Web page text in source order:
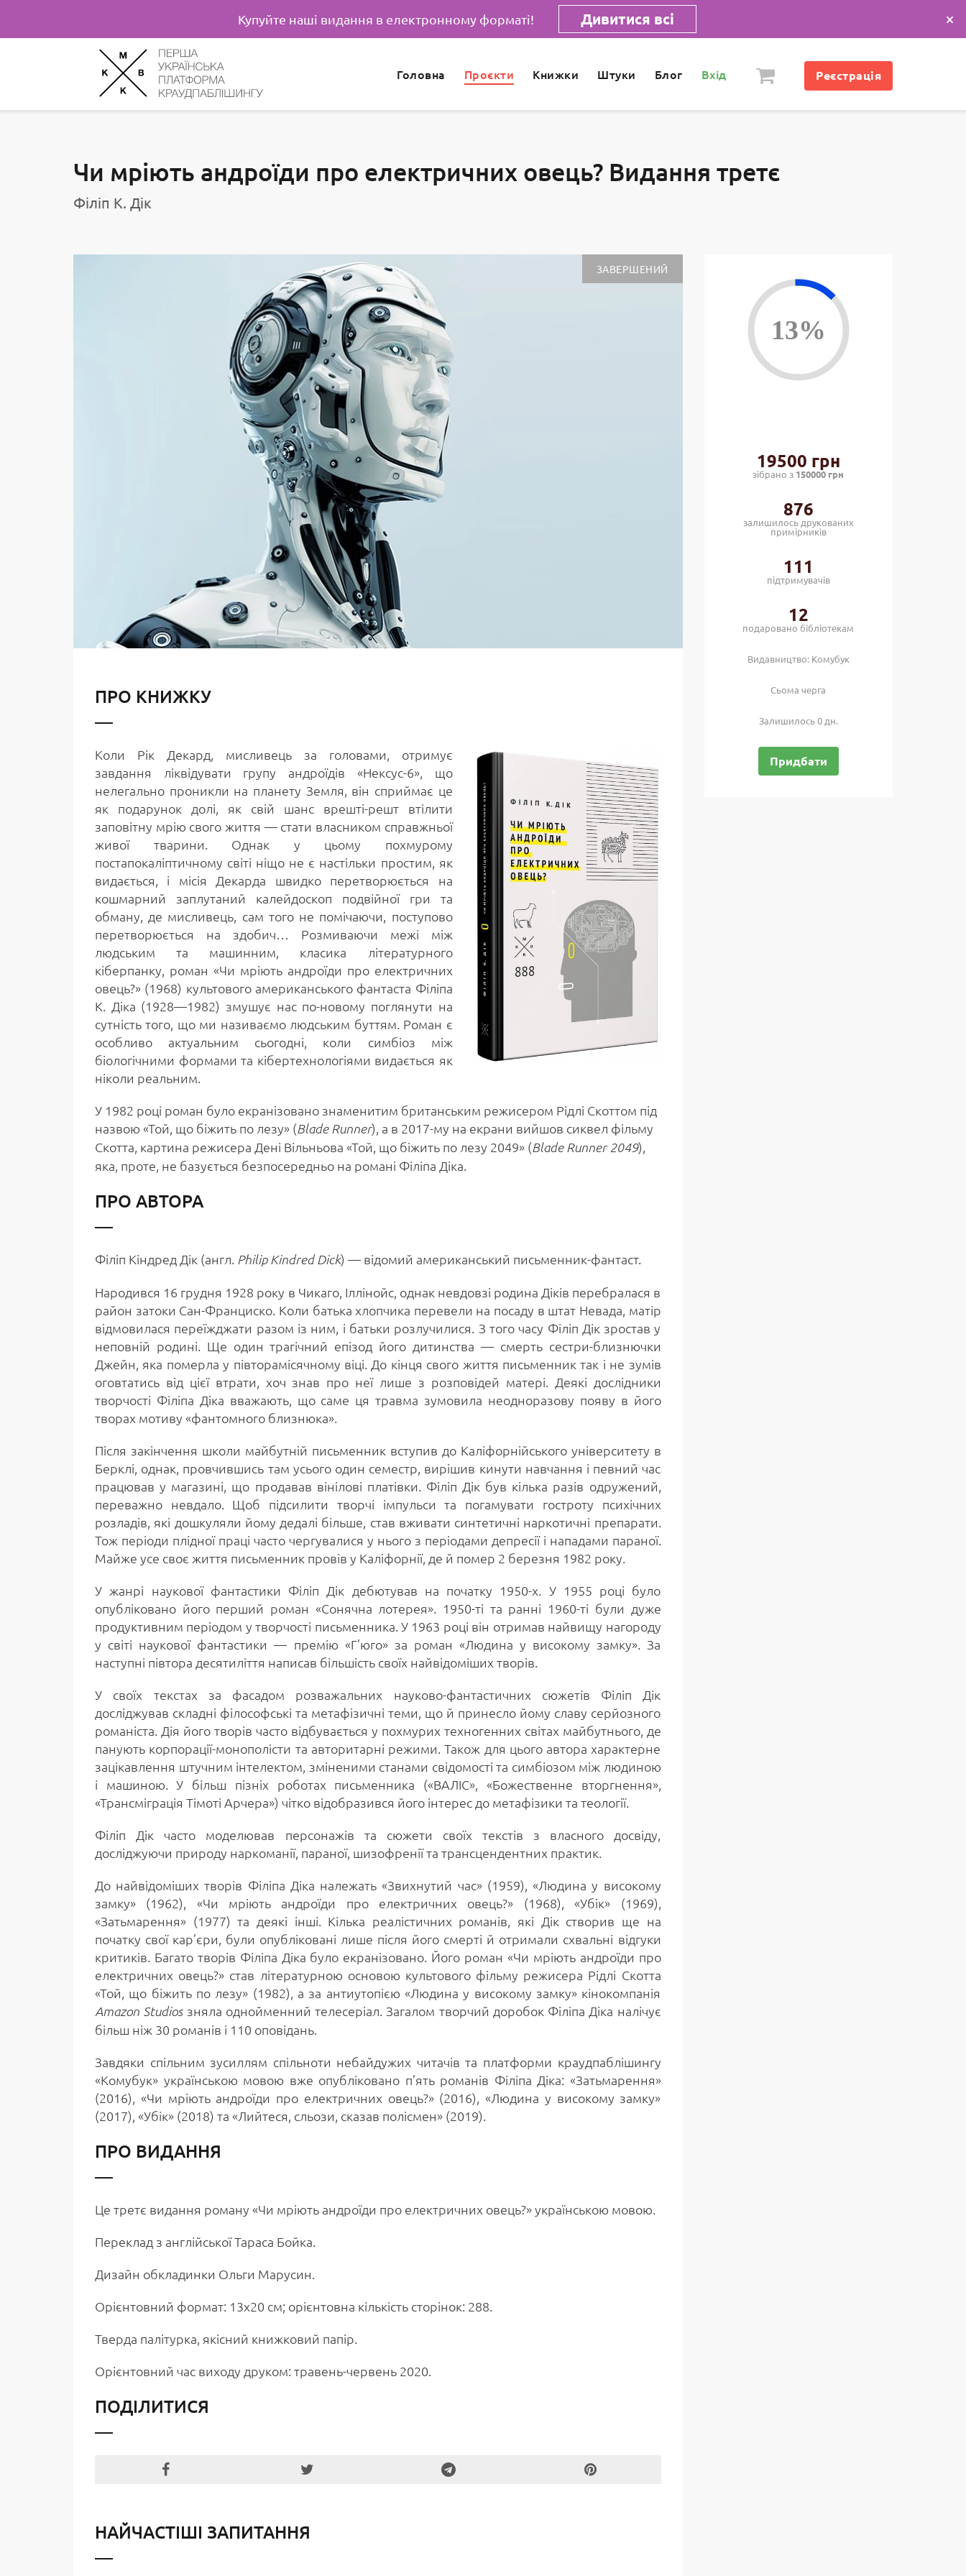
Купуйте наші видання в електронному форматі! Дивитися всі ×
Головна Проєкти Книжки Штуки Блог Вхід Реєстрація
Чи мріють андроїди про електричних овець? Видання третє
Філіп К. Дік
19500 грн
зібрано з 150000 грн
876
залишилось друкованих
примірників
111
підтримувачів
12
подаровано бiблiотекам
Видавництво: Комубук
Сьома черга
Залишилось0дн.
Придбати
ЗАВЕРШЕНИЙ
ПРО КНИЖКУ
Коли Рік Декард, мисливець за головами, отримує
завдання ліквідувати групу андроїдів «Нексус-6», що
нелегально проникли на планету Земля, він сприймає це
як подарунок долі, як свій шанс врешті-решт втілити
заповітну мрію свого життя — стати власником справжньої
живої тварини. Однак у цьому похмурому
постапокаліптичному світі ніщо не є настільки простим, як
видається, і місія Декарда швидко перетворюється на
кошмарний заплутаний калейдоскоп подвійної гри та
обману, де мисливець, сам того не помічаючи, поступово
перетворюється на здобич… Розмиваючи межі між
людським та машинним, класика літературного
кіберпанку, роман «Чи мріють андроїди про електричних
овець?» (1968) культового американського фантаста Філіпа
К. Діка (1928—1982) змушує нас по-новому поглянути на
сутність того, що ми називаємо людським буттям. Роман є
особливо актуальним сьогодні, коли симбіоз між
біологічними формами та кібертехнологіями видається як
ніколи реальним.
У 1982 році роман було екранізовано знаменитим британським режисером Рідлі Скоттом під
назвою «Той, що біжить по лезу» (Blade Runner), а в 2017-му на екрани вийшов сиквел фільму
Скотта, картина режисера Дені Вільньова «Той, що біжить по лезу 2049» (Blade Runner 2049),
яка, проте, не базується безпосередньо на романі Філіпа Діка.
ПРО АВТОРА
Філіп Кіндред Дік (англ. Philip Kindred Dick) — відомий американський письменник-фантаст.
Народився 16 грудня 1928 року в Чикаго, Іллінойс, однак невдовзі родина Діків перебралася в
район затоки Сан-Франциско. Коли батька хлопчика перевели на посаду в штат Невада, матір
відмовилася переїжджати разом із ним, і батьки розлучилися. З того часу Філіп Дік зростав у
неповній родині. Ще один трагічний епізод його дитинства — смерть сестри-близнючки
Джейн, яка померла у півторамісячному віці. До кінця свого життя письменник так і не зумів
оговтатись від цієї втрати, хоч знав про неї лише з розповідей матері. Деякі дослідники
творчості Філіпа Діка вважають, що саме ця травма зумовила неодноразову появу в його
творах мотиву «фантомного близнюка».
Після закінчення школи майбутній письменник вступив до Каліфорнійського університету в
Берклі, однак, провчившись там усього один семестр, вирішив кинути навчання і певний час
працював у магазині, що продавав вінілові платівки. Філіп Дік був кілька разів одружений,
переважно невдало. Щоб підсилити творчі імпульси та погамувати гостроту психічних
розладів, які дошкуляли йому дедалі більше, став вживати синтетичні наркотичні препарати.
Тож періоди плідної праці часто чергувалися у нього з періодами депресії і нападами параної.
Майже усе своє життя письменник провів у Каліфорнії, де й помер 2 березня 1982 року.
У жанрі наукової фантастики Філіп Дік дебютував на початку 1950-х. У 1955 році було
опубліковано його перший роман «Сонячна лотерея». 1950-ті та ранні 1960-ті були дуже
продуктивним періодом у творчості письменника. У 1963 році він отримав найвищу нагороду
у світі наукової фантастики — премію «Г’юго» за роман «Людина у високому замку». За
наступні півтора десятиліття написав більшість своїх найвідоміших творів.
У своїх текстах за фасадом розважальних науково-фантастичних сюжетів Філіп Дік
досліджував складні філософські та метафізичні теми, що й принесло йому славу серйозного
романіста. Дія його творів часто відбувається у похмурих техногенних світах майбутнього, де
панують корпорації-монополісти та авторитарні режими. Також для цього автора характерне
зацікавлення штучним інтелектом, зміненими станами свідомості та симбіозом між людиною
і машиною. У більш пізніх роботах письменника («ВАЛІС», «Божественне вторгнення»,
«Трансміграція Тімоті Арчера») чітко відобразився його інтерес до метафізики та теології.
Філіп Дік часто моделював персонажів та сюжети своїх текстів з власного досвіду,
досліджуючи природу наркоманії, параної, шизофренії та трансцендентних практик.
До найвідоміших творів Філіпа Діка належать «Звихнутий час» (1959), «Людина у високому
замку» (1962), «Чи мріють андроїди про електричних овець?» (1968), «Убік» (1969),
«Затьмарення» (1977) та деякі інші. Кілька реалістичних романів, які Дік створив ще на
початку свої кар’єри, були опубліковані лише після його смерті й отримали схвальні відгуки
критиків. Багато творів Філіпа Діка було екранізовано. Його роман «Чи мріють андроїди про
електричних овець?» став літературною основою культового фільму режисера Рідлі Скотта
«Той, що біжить по лезу» (1982), а за антиутопією «Людина у високому замку» кінокомпанія
Amazon Studiosзняла однойменний телесеріал. Загалом творчий доробок Філіпа Діка налічує
більш ніж 30 романів і 110 оповідань.
Завдяки спільним зусиллям спільноти небайдужих читачів та платформи краудпаблішингу
«Комубук» українською мовою вже опубліковано п’ять романів Філіпа Діка: «Затьмарення»
(2016), «Чи мріють андроїди про електричних овець?» (2016), «Людина у високому замку»
(2017), «Убік» (2018) та «Лийтеся, сльози, сказав полісмен» (2019).
ПРО ВИДАННЯ
Це третє видання роману «Чи мріють андроїди про електричних овець?» українською мовою.
Переклад з англійської Тараса Бойка.
Дизайн обкладинки Ольги Марусин.
Орієнтовний формат: 13х20 см; орієнтовна кількість сторінок: 288.
Тверда палітурка, якісний книжковий папір.
Орієнтовний час виходу друком: травень-червень 2020.
ПОДІЛИТИСЯ
НАЙЧАСТІШІ ЗАПИТАННЯ